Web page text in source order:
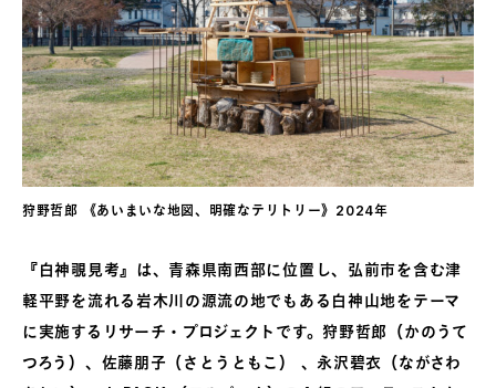
狩野哲郎 《あいまいな地図、明確なテリトリー》2024年
『白神覗見考』は、青森県南西部に位置し、弘前市を含む津
軽平野を流れる岩木川の源流の地でもある白神山地をテーマ
に実施するリサーチ・プロジェクトです。狩野哲郎（かのうて
つろう）、佐藤朋子（さとうともこ） 、永沢碧衣（ながさわ